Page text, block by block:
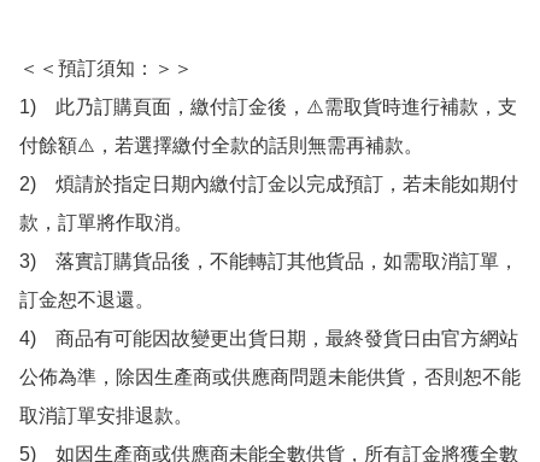
＜＜預訂須知：＞＞
1)　此乃訂購頁面，繳付訂金後，⚠️需取貨時進行補款，支
付餘額⚠️，若選擇繳付全款的話則無需再補款。
2)　煩請於指定日期內繳付訂金以完成預訂，若未能如期付
款，訂單將作取消。
3)　落實訂購貨品後，不能轉訂其他貨品，如需取消訂單，
訂金恕不退還。
4)　商品有可能因故變更出貨日期，最終發貨日由官方網站
公佈為準，除因生產商或供應商問題未能供貨，否則恕不能
取消訂單安排退款。
5)　如因生產商或供應商未能全數供貨，所有訂金將獲全數